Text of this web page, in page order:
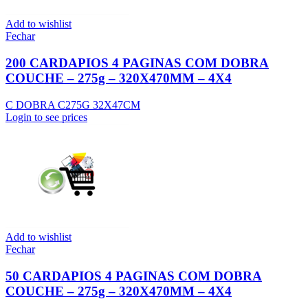
Add to wishlist
Fechar
200 CARDAPIOS 4 PAGINAS COM DOBRA
COUCHE – 275g – 320X470MM – 4X4
C DOBRA C275G 32X47CM
Login to see prices
Add to wishlist
Fechar
50 CARDAPIOS 4 PAGINAS COM DOBRA
COUCHE – 275g – 320X470MM – 4X4